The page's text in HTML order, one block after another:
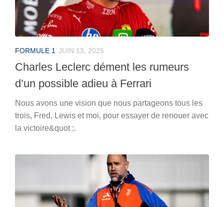
FORMULE 1 JUIN 13, 2025
Charles Leclerc dément les rumeurs
d’un possible adieu à Ferrari
Nous avons une vision que nous partageons tous les
trois, Fred, Lewis et moi, pour essayer de renouer avec
la victoire&quot ;.